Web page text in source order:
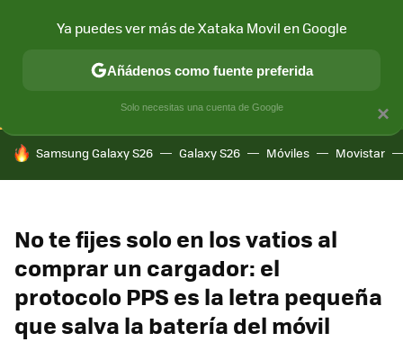
CONECTIVIDAD MÓVIL Y SOCIEDAD APLICACIONES
HOY SE HABLA DE
Samsung Galaxy S26 Galaxy S26 Móviles Movistar
No te fijes solo en los vatios al
comprar un cargador: el
protocolo PPS es la letra pequeña
que salva la batería del móvil
×
Ya puedes ver más de Xataka Movil en Google
Añádenos como fuente preferida
Solo necesitas una cuenta de Google